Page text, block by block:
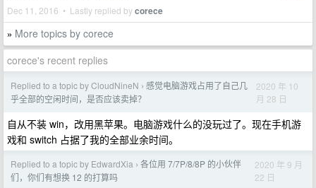
Dec 11, 2016 • Lastly replied bycorece
» More topics by corece
corece's recent replies
Replied to a topic by CloudNineN › 感觉电脑游戏占用了自己几
乎全部的空闲时间，是否应该卖掉？
2020 年 10
月 28 日
自从不装 win，改用黑苹果。电脑游戏什么的没玩过了。现在手机游
戏和 switch 占据了我的全部业余时间。
Replied to a topic by EdwardXia › 各位用 7/7P/8/8P 的小伙伴
们，你们有想换 12 的打算吗
2020 年 9 月
22 日